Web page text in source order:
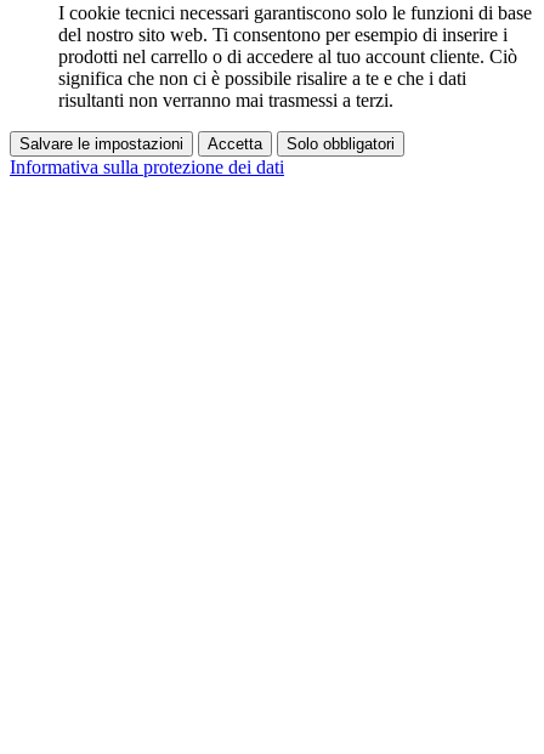
I cookie tecnici necessari garantiscono solo le funzioni di base
del nostro sito web. Ti consentono per esempio di inserire i
prodotti nel carrello o di accedere al tuo account cliente. Ciò
significa che non ci è possibile risalire a te e che i dati
risultanti non verranno mai trasmessi a terzi.
Salvare le impostazioni Accetta Solo obbligatori
Informativa sulla protezione dei dati